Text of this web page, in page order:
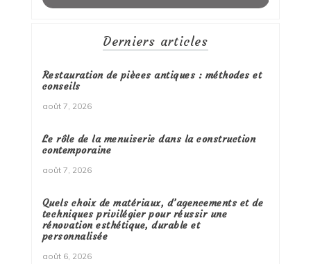
Derniers articles
Restauration de pièces antiques : méthodes et
conseils
août 7, 2026
Le rôle de la menuiserie dans la construction
contemporaine
août 7, 2026
Quels choix de matériaux, d’agencements et de
techniques privilégier pour réussir une
rénovation esthétique, durable et
personnalisée
août 6, 2026